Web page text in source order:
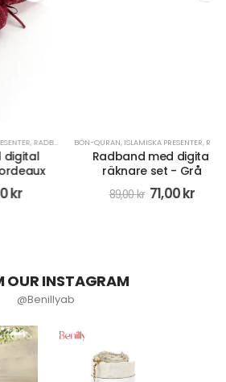
,RADBAND/MISBAHA ,REA
BÖN-QURAN,ISLAMISKA PRESENTER,RADBAND/MISBAHA
Radband med digital
räknare set - Grå
89,00kr 71,00kr
OUR INSTAGRAM
@Benillyab